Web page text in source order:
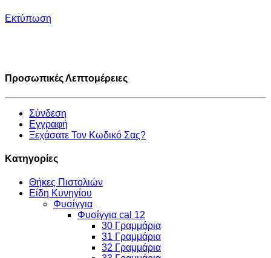
Εκτύπωση
Προσωπικές Λεπτομέρειες
Σύνδεση
Εγγραφή
Ξεχάσατε Τον Κωδικό Σας?
Κατηγορίες
Θήκες Πιστολιών
Είδη Κυνηγίου
Φυσίγγια
Φυσίγγια cal 12
30 Γραμμάρια
31 Γραμμάρια
32 Γραμμάρια